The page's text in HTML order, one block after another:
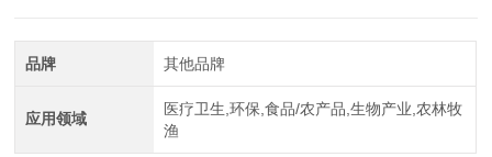
品牌 其他品牌
应用领域
医疗卫生,环保,食品/农产品,生物产业,农林牧
渔